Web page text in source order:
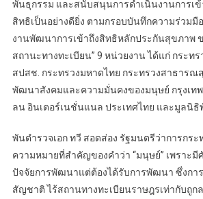
พันธุกรรม และสนับสนุนการดำเนินงานการเ
สิทธิเป็นอย่างดียิ่ง ตามกรอบบันทึกความร่วมมือ
งานพัฒนาการเข้าถึงสิทธิหลักประกันสุขภาพ
สถานะทางทะเบียน” 9 หน่วยงาน ได้แก่ กระทร
สปสช. กระทรวงมหาดไทย กระทรวงสาธารณ
พัฒนาสังคมและความมั่นคงของมนุษย์ กรุงเท
ลน อินเตอร์เนชั่นแนล ประเทศไทย และมูลนิ
พันตำรวจเอก ทวี​ สอดส่อง​ รัฐมนตรีว่าการกระ
ความหมายที่สำคัญของคำว่า “มนุษย์” เพราะ
ปัจจัยการพัฒนาแต่ต้องได้รับการพัฒนา ซึ่งการ
สัญชาติ ไร้สถานทางทะเบียนราษฎรเท่ากับถูก